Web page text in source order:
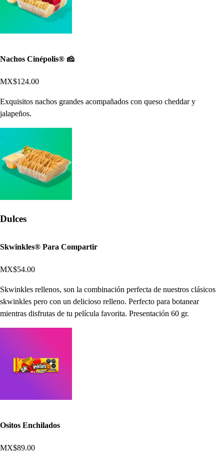
Nachos Cinépolis® 🧀
MX$124.00
Exquisitos nachos grandes acompañados con queso cheddar y
jalapeños.
Dulces
Skwinkles® Para Compartir
MX$54.00
Skwinkles rellenos, son la combinación perfecta de nuestros clásicos
skwinkles pero con un delicioso relleno. Perfecto para botanear
mientras disfrutas de tu película favorita. Presentación 60 gr.
Ositos Enchilados
MX$89.00